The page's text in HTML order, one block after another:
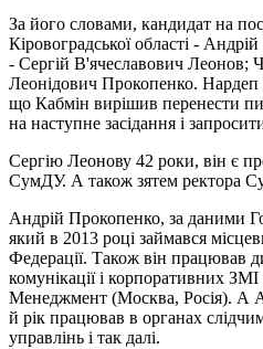
За його словами, кандидат на
Кіровоградської області -
- Сергій В'ячеславович Леонов;
Леонідович Прокопенко. Нардеп
що Кабмін вирішив перенести
на наступне засідання і
Сергію Леонову 42 роки, він є
СумДУ. А також зятем ректора
Андрій Прокопенко, за даними
який в 2013 році займався
Федерації. Також він працював
комунікації і корпоративних
Менеджмент (Москва, Росія). А
й рік працював в органах
управлінь і так далі.